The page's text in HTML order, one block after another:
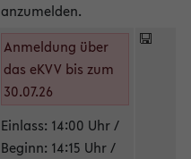
anzumelden.
Anmeldung über
das eKVV bis zum
30.07.26
Einlass: 14:00 Uhr /
Beginn: 14:15 Uhr /